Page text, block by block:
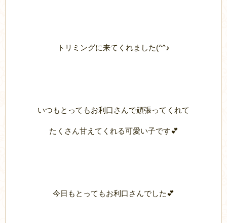
トリミングに来てくれました(^^♪
いつもとってもお利口さんで頑張ってくれて
たくさん甘えてくれる可愛い子です💕
今日もとってもお利口さんでした💕